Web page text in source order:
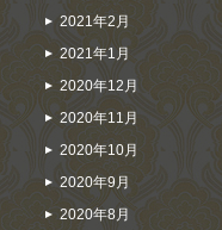
2021年2月
2021年1月
2020年12月
2020年11月
2020年10月
2020年9月
2020年8月